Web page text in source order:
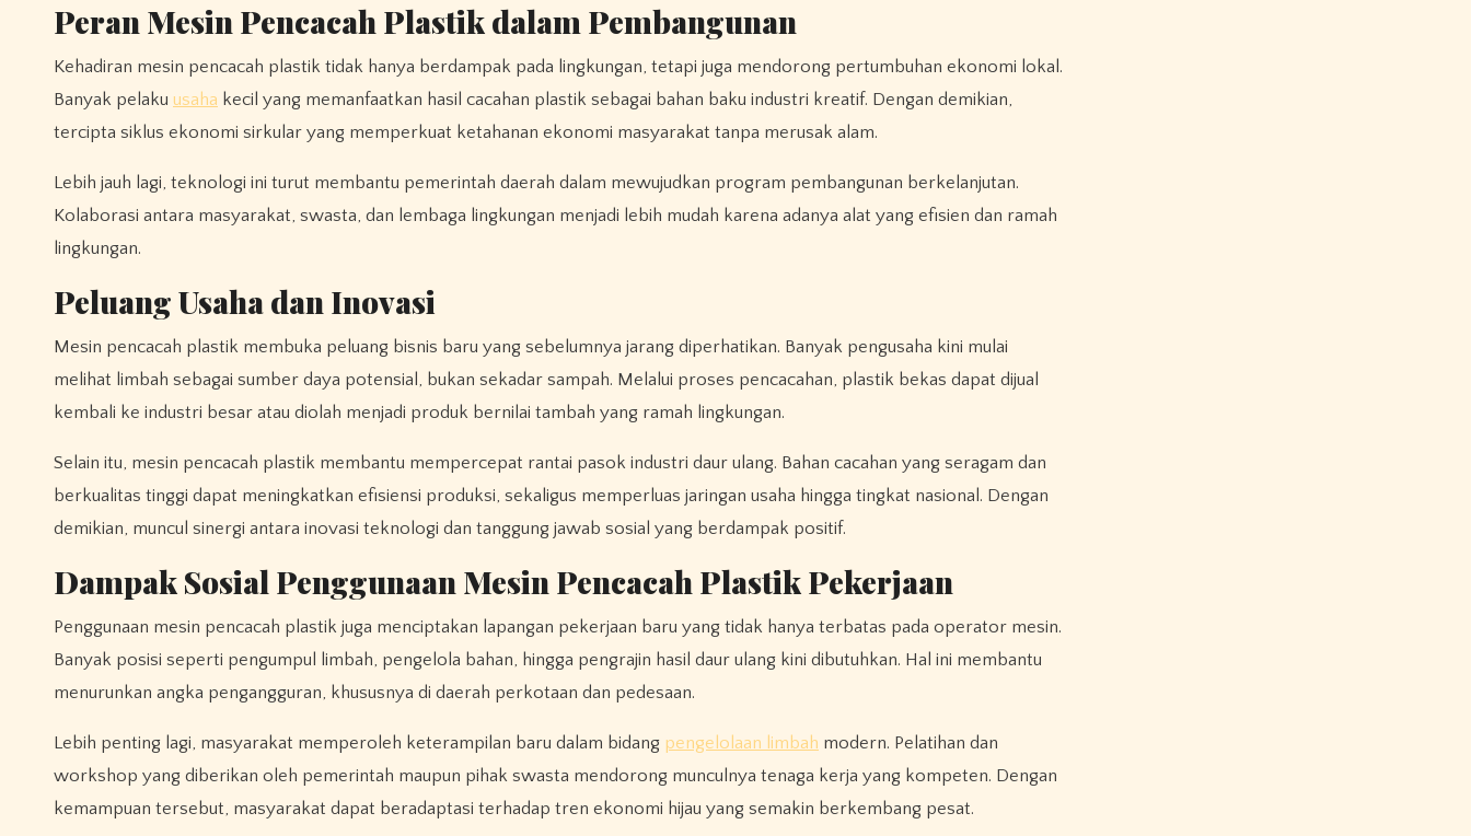
Peran Mesin Pencacah Plastik dalam Pembangunan
Kehadiran mesin pencacah plastik tidak hanya berdampak pada lingkungan, tetapi juga mendorong pertumbuhan ekonomi lokal.
Banyak pelaku usaha kecil yang memanfaatkan hasil cacahan plastik sebagai bahan baku industri kreatif. Dengan demikian,
tercipta siklus ekonomi sirkular yang memperkuat ketahanan ekonomi masyarakat tanpa merusak alam.
Lebih jauh lagi, teknologi ini turut membantu pemerintah daerah dalam mewujudkan program pembangunan berkelanjutan.
Kolaborasi antara masyarakat, swasta, dan lembaga lingkungan menjadi lebih mudah karena adanya alat yang efisien dan ramah
lingkungan.
Peluang Usaha dan Inovasi
Mesin pencacah plastik membuka peluang bisnis baru yang sebelumnya jarang diperhatikan. Banyak pengusaha kini mulai
melihat limbah sebagai sumber daya potensial, bukan sekadar sampah. Melalui proses pencacahan, plastik bekas dapat dijual
kembali ke industri besar atau diolah menjadi produk bernilai tambah yang ramah lingkungan.
Selain itu, mesin pencacah plastik membantu mempercepat rantai pasok industri daur ulang. Bahan cacahan yang seragam dan
berkualitas tinggi dapat meningkatkan efisiensi produksi, sekaligus memperluas jaringan usaha hingga tingkat nasional. Dengan
demikian, muncul sinergi antara inovasi teknologi dan tanggung jawab sosial yang berdampak positif.
Dampak Sosial Penggunaan Mesin Pencacah Plastik Pekerjaan
Penggunaan mesin pencacah plastik juga menciptakan lapangan pekerjaan baru yang tidak hanya terbatas pada operator mesin.
Banyak posisi seperti pengumpul limbah, pengelola bahan, hingga pengrajin hasil daur ulang kini dibutuhkan. Hal ini membantu
menurunkan angka pengangguran, khususnya di daerah perkotaan dan pedesaan.
Lebih penting lagi, masyarakat memperoleh keterampilan baru dalam bidang pengelolaan limbah modern. Pelatihan dan
workshop yang diberikan oleh pemerintah maupun pihak swasta mendorong munculnya tenaga kerja yang kompeten. Dengan
kemampuan tersebut, masyarakat dapat beradaptasi terhadap tren ekonomi hijau yang semakin berkembang pesat.